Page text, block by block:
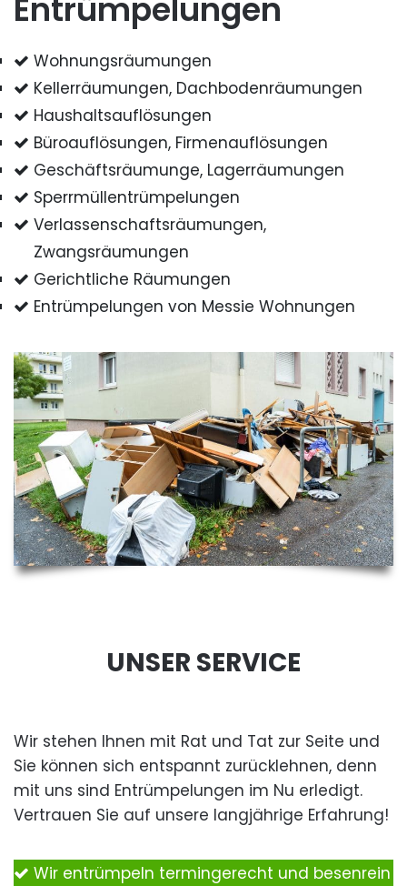
Entrümpelungen
Wohnungsräumungen
Kellerräumungen, Dachbodenräumungen
Haushaltsauflösungen
Büroauflösungen, Firmenauflösungen
Geschäftsräumunge, Lagerräumungen
Sperrmüllentrümpelungen
Verlassenschaftsräumungen,
Zwangsräumungen
Gerichtliche Räumungen
Entrümpelungen von Messie Wohnungen
UNSER SERVICE
Wir stehen Ihnen mit Rat und Tat zur Seite und
Sie können sich entspannt zurücklehnen, denn
mit uns sind Entrümpelungen im Nu erledigt.
Vertrauen Sie auf unsere langjährige Erfahrung!
Wir entrümpeln termingerecht und besenrein